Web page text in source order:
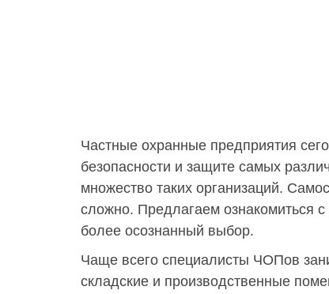
Частные охранные предприятия
безопасности и защите самых
множество таких организаций.
сложно. Предлагаем ознакомиться
более осознанный выбор.
Чаще всего специалисты ЧОПов
складские и производственные